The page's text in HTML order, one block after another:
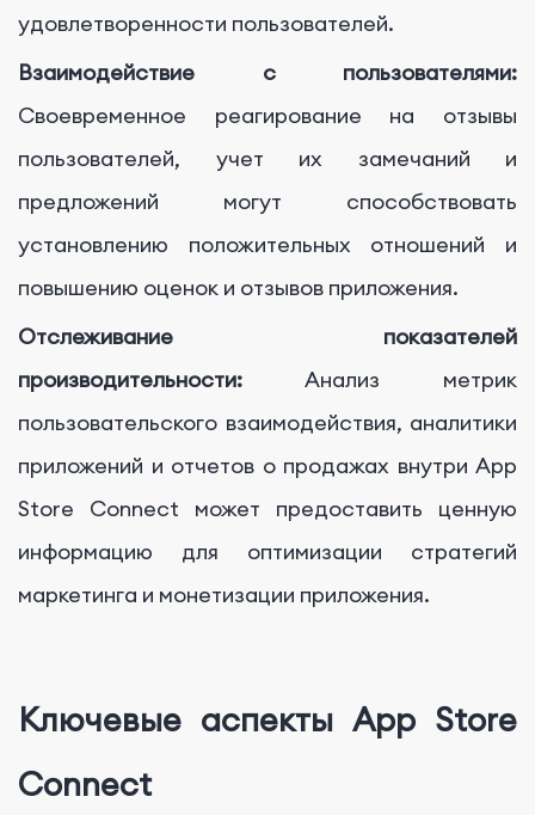
удовлетворенности пользователей.
Взаимодействие с пользователями:
Своевременное реагирование на отзывы
пользователей, учет их замечаний и
предложений могут способствовать
установлению положительных отношений и
повышению оценок и отзывов приложения.
Отслеживание показателей
производительности: Анализ метрик
пользовательского взаимодействия, аналитики
приложений и отчетов о продажах внутри App
Store Connect может предоставить ценную
информацию для оптимизации стратегий
маркетинга и монетизации приложения.
Ключевые аспекты App Store
Connect